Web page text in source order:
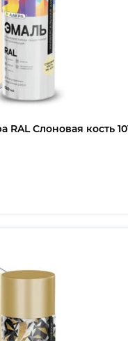
RAL Слоновая кость